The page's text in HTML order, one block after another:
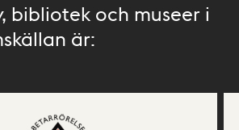
bibliotek och museer i
är: